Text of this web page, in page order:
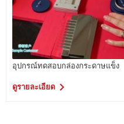
อุปกรณ์ทดสอบกล่องกระดาษแข็ง
ดูรายละเอียด